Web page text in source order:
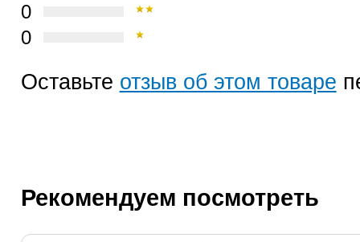
0
0
Оставьте отзыв об этом товаре
Рекомендуем посмотреть